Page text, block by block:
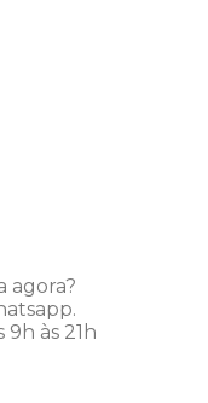
agora?
às 21h